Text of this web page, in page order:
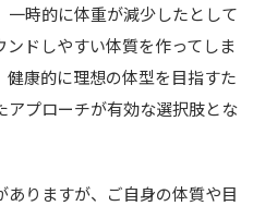
一時的に体重が減少したとして
ドしやすい体質を作ってしま
健康的に理想の体型を目指すた
アプローチが有効な選択肢とな
りますが、ご自身の体質や目